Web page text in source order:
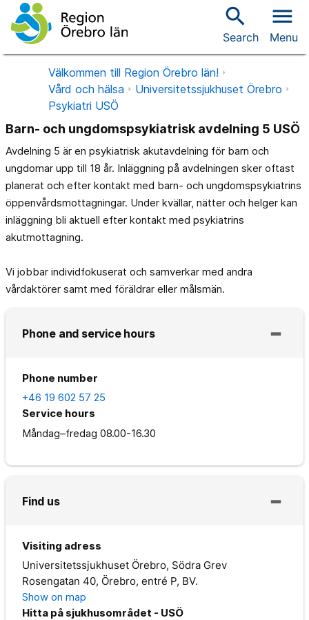
search
Search
menu
Menu
Välkommen till Region Örebro län!
Vård och hälsa
Universitetssjukhuset Örebro
Psykiatri USÖ
Barn- och ungdomspsykiatrisk avdelning 5 USÖ
Avdelning 5 är en psykiatrisk akutavdelning för barn och
ungdomar upp till 18 år. Inläggning på avdelningen sker oftast
planerat och efter kontakt med barn- och ungdomspsykiatrins
öppenvårdsmottagningar. Under kvällar, nätter och helger kan
inläggning bli aktuell efter kontakt med psykiatrins
akutmottagning.
Vi jobbar individfokuserat och samverkar med andra
vårdaktörer samt med föräldrar eller målsmän.
Phone and service hours
Phone number
+46 19 602 57 25
Service hours
Måndag–fredag 08.00-16.30
Find us
Visiting adress
Universitetssjukhuset Örebro, Södra Grev
Rosengatan 40, Örebro, entré P, BV.
Show on map
Hitta på sjukhusområdet - USÖ